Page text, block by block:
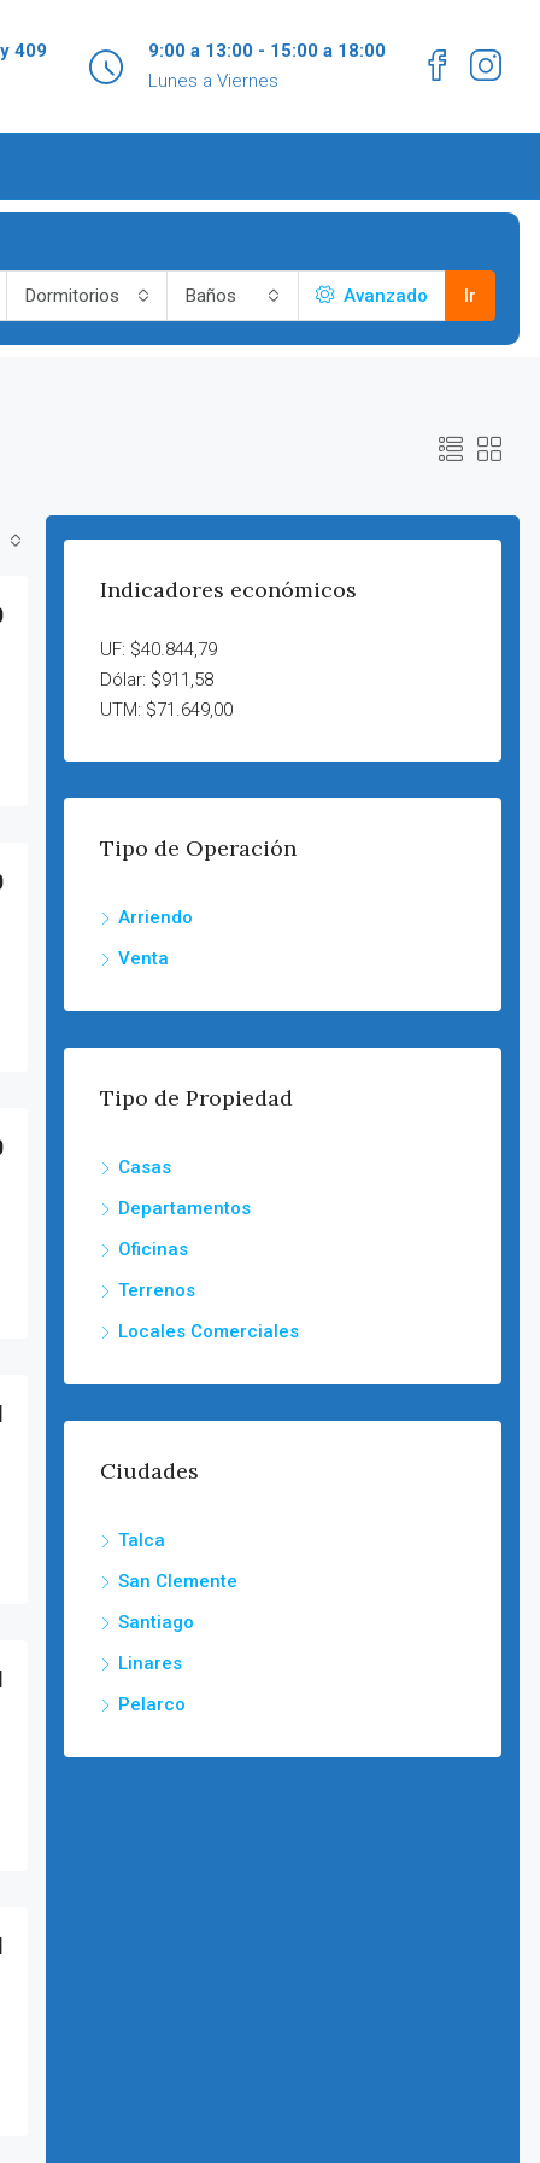
409
9:00 a 13:00 - 15:00 a 18:00
Lunes a Viernes
Dormitorios Baños Avanzado Ir
Indicadores económicos
UF: $40.844,79
Dólar: $911,58
UTM: $71.649,00
Tipo de Operación
Arriendo
Venta
Tipo de Propiedad
Casas
Departamentos
Oficinas
Terrenos
Locales Comerciales
Ciudades
Talca
San Clemente
Santiago
Linares
Pelarco